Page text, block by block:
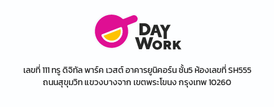
เลขที่ 111 ทรู ดิจิทัล พาร์ค เวสต์ อาคารยูนิคอร์น ชั้น5 ห้องเลขที่ SH555
ถนนสุขุมวิท แขวงบางจาก เขตพระโขนง กรุงเทพ 10260